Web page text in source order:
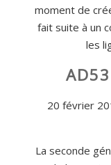
moment de
fait suite à un
les
20 février
La seconde